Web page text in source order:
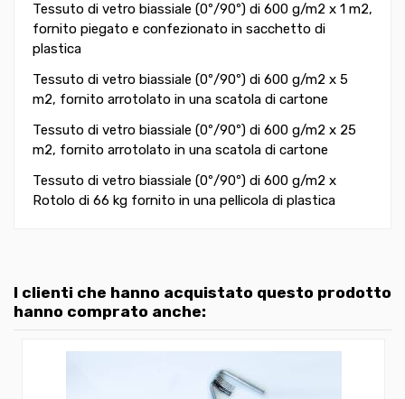
Tessuto di vetro biassiale (0º/90º) di 600 g/m2 x 1 m2,
fornito piegato e confezionato in sacchetto di
plastica
Tessuto di vetro biassiale (0º/90º) di 600 g/m2 x 5
m2, fornito arrotolato in una scatola di cartone
Tessuto di vetro biassiale (0º/90º) di 600 g/m2 x 25
m2, fornito arrotolato in una scatola di cartone
Tessuto di vetro biassiale (0º/90º) di 600 g/m2 x
Rotolo di 66 kg fornito in una pellicola di plastica
I clienti che hanno acquistato questo prodotto
hanno comprato anche: